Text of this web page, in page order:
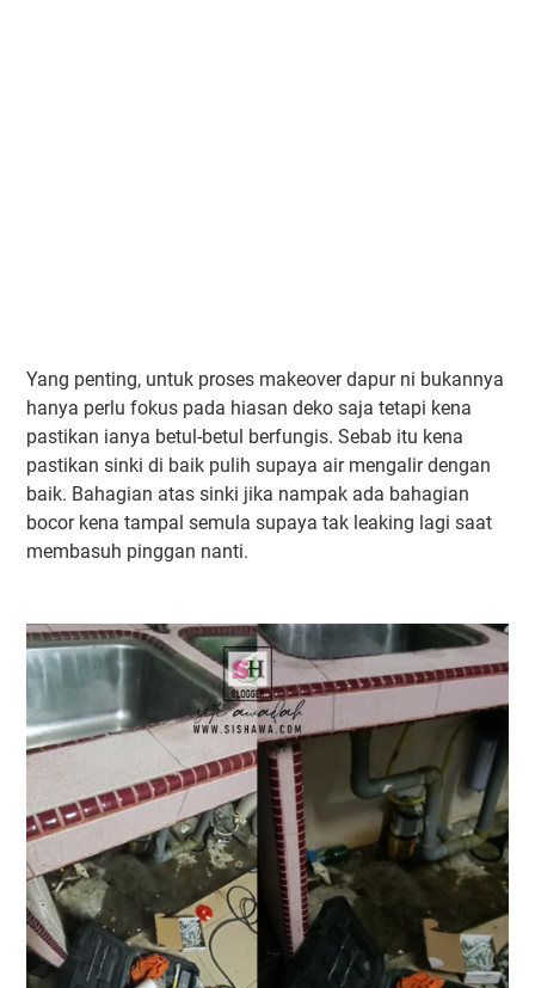
Yang penting, untuk proses makeover dapur ni bukannya
hanya perlu fokus pada hiasan deko saja tetapi kena
pastikan ianya betul-betul berfungis. Sebab itu kena
pastikan sinki di baik pulih supaya air mengalir dengan
baik. Bahagian atas sinki jika nampak ada bahagian
bocor kena tampal semula supaya tak leaking lagi saat
membasuh pinggan nanti.